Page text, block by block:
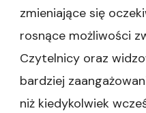
zmieniające się
rosnące możliwości
Czytelnicy oraz
bardziej
niż kiedykolwiek